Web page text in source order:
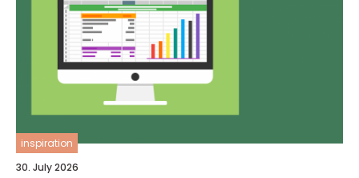
inspiration
30. July 2026